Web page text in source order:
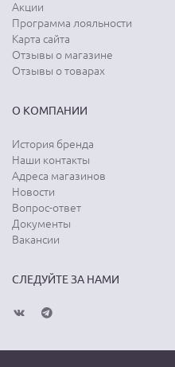
Акции
Программа лояльности
Карта сайта
Отзывы о магазине
Отзывы о товарах
О КОМПАНИИ
История бренда
Наши контакты
Адреса магазинов
Новости
Вопрос-ответ
Документы
Вакансии
СЛЕДУЙТЕ ЗА НАМИ